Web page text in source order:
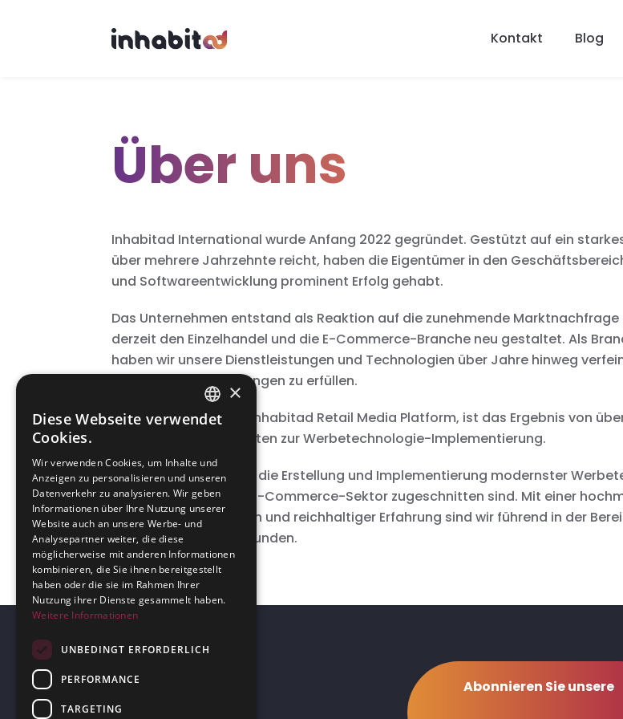
Skip to main content Kontakt Blog
Über uns
Inhabitad International wurde Anfang 2022 gegründet. Gestützt auf ein
über mehrere Jahrzehnte reicht, haben die Eigentümer in den
und Softwareentwicklung prominent Erfolg gehabt.
Das Unternehmen entstand als Reaktion auf die zunehmende
derzeit den Einzelhandel und die E-Commerce-Branche neu gestaltet. Als
haben wir unsere Dienstleistungen und Technologien über Jahre hinweg
spezifische Anforderungen zu erfüllen.
Das Kernprodukt, die Inhabitad Retail Media Platform, ist das Ergebnis von
aus zahlreichen Projekten zur Werbetechnologie-Implementierung.
Inhabitad hat sich auf die Erstellung und Implementierung modernster
Einzelhandel und den E-Commerce-Sektor zugeschnitten sind. Mit einer
fundiertem Fachwissen und reichhaltiger Erfahrung sind wir führend in der
Lösungen für unsere Kunden.
Abonnieren Sie unsere
ENGLISH
GERMAN
×
Diese Webseite verwendet
Cookies.
Wir verwenden Cookies, um Inhalte und
Anzeigen zu personalisieren und unseren
Datenverkehr zu analysieren. Wir geben
Informationen über Ihre Nutzung unserer
Website auch an unsere Werbe- und
Analysepartner weiter, die diese
möglicherweise mit anderen Informationen
kombinieren, die Sie ihnen bereitgestellt
haben oder die sie im Rahmen Ihrer
Nutzung ihrer Dienste gesammelt haben.
Weitere Informationen
UNBEDINGT ERFORDERLICH
PERFORMANCE
TARGETING